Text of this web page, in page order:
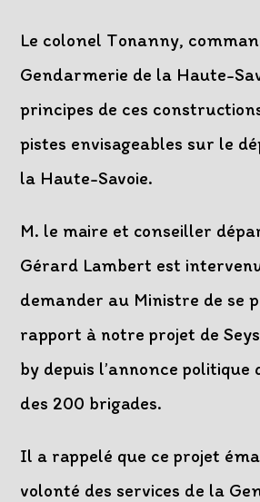
Le colonel Tonanny,
Gendarmerie de la Haute-
principes de ces
pistes envisageables sur le
la Haute-Savoie.
M. le maire et conseiller
Gérard Lambert est
demander au Ministre de se
rapport à notre projet de
by depuis l’annonce politique
des 200 brigades.
Il a rappelé que ce projet
volonté des services de la